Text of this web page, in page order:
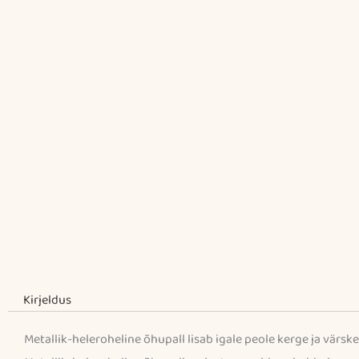
Kirjeldus
Metallik-heleroheline õhupall lisab igale peole kerge ja